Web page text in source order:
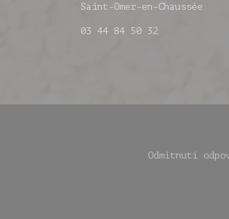
Saint-Omer-en-Chaussée
03 44 84 50 32
Odmítnutí